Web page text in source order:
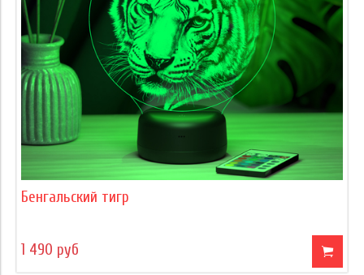
Бенгальский тигр
1 490 руб